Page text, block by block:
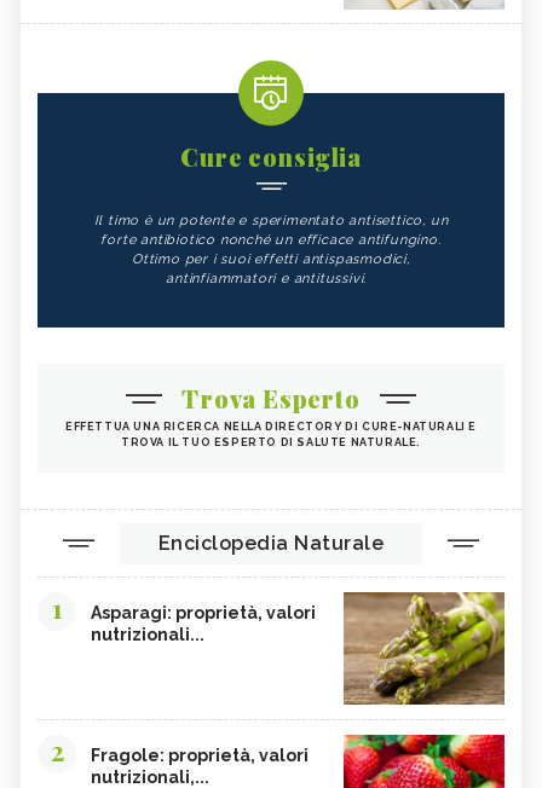
Cure consiglia
Il timo è un potente e sperimentato antisettico, un
forte antibiotico nonché un efficace antifungino.
Ottimo per i suoi effetti antispasmodici,
antinfiammatori e antitussivi.
Trova Esperto
EFFETTUA UNA RICERCA NELLA DIRECTORY DI CURE-NATURALI E
TROVA IL TUO ESPERTO DI SALUTE NATURALE.
Enciclopedia Naturale
1
Asparagi: proprietà, valori
nutrizionali...
2
Fragole: proprietà, valori
nutrizionali,...